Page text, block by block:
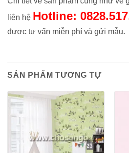
liên hệ Hotline:
được tư vấn miễn phí và gửi mẫu.
SẢN PHẨM TƯƠNG TỰ